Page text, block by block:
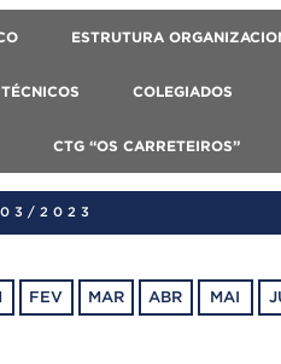
ESTRUTURA
TÉCNICOS COLEGIADOS
CTG “OS CARRETEIROS”
03/2023
FEV MAR ABR MAI